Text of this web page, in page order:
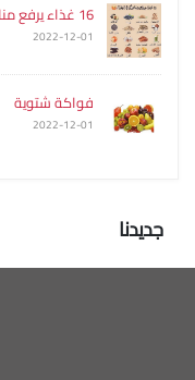
16 غذاء يرفع مناعتك في الشتاء
2022-12-01
فواكة شتوية
2022-12-01
جديدنا